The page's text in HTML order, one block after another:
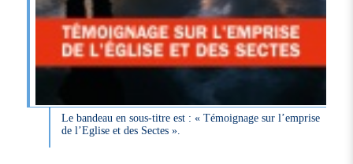
Le bandeau en sous-titre est : « Témoignage sur l’emprise
de l’Eglise et des Sectes ».